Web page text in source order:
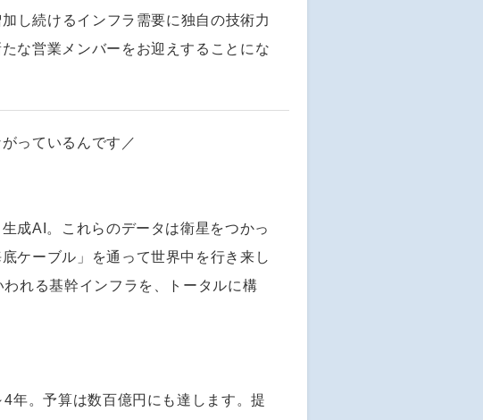
し続けるインフラ需要に独自の技術力
な営業メンバーをお迎えすることにな
っているんです／
成AI。これらのデータは衛星をつかっ
ケーブル」を通って世界中を行き来し
れる基幹インフラを、トータルに構
年。予算は数百億円にも達します。提